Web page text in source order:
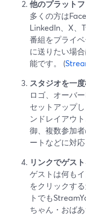
他のプラット
多くの方は
LinkedIn、X、
番組をプライ
に送りたい場
能です。 (
スタジオを一
ロゴ、オーバ
セットアップ
ンドレイアウ
御、複数参加
ートなどに対応
リンクでゲス
ゲストは何も
をクリックす
トでも
ちゃん・おば